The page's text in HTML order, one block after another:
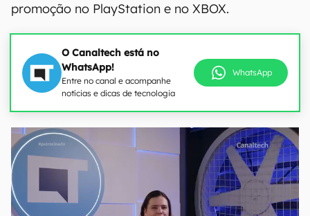
promoção no PlayStation e no XBOX.
O Canaltech está no
WhatsApp!
Entre no canal e acompanhe
notícias e dicas de tecnologia
WhatsApp